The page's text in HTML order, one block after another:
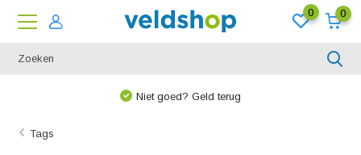
0 0
Niet goed? Geld terug
Tags